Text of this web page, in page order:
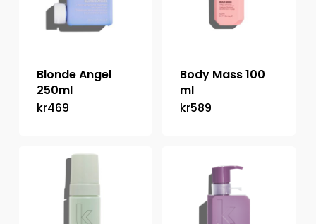
Blonde Angel
250ml
kr469
Body Mass 100
ml
kr589